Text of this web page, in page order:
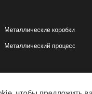
Металлические коробки
Металлический процесс
Почему стоит